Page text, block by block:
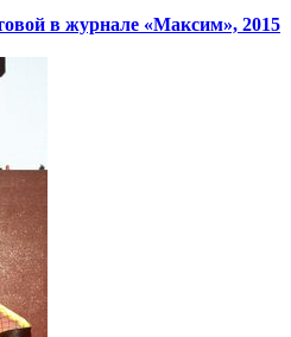
в журнале «Максим», 2015